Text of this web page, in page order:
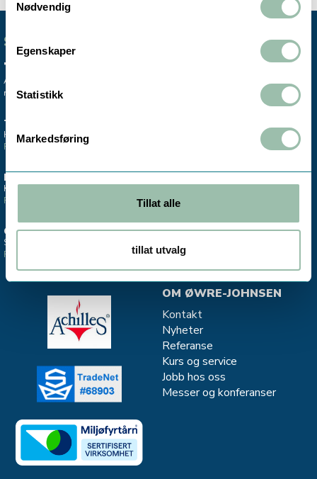
Nødvendig
Egenskaper
Statistikk
Markedsføring
Tillat alle
tillat utvalg
SENTRALBORD
+47 72 59 61 00
Avdelingskontorene er koblet til vårt
mobile sentralbord.
TRONDHEIM
Hovedkontor & lager
Finn oss >
ESTLAND
Kontor - Salg Divako
Finn oss >
OSLO
Salgskontor instrumentering
Finn oss >
Salgskontor instrumentering
Finn oss >
MJØNDALEN
Finn oss >
OM ØWRE-JOHNSEN
Kontakt
Nyheter
Referanse
Kurs og service
Jobb hos oss
Messer og konferanser